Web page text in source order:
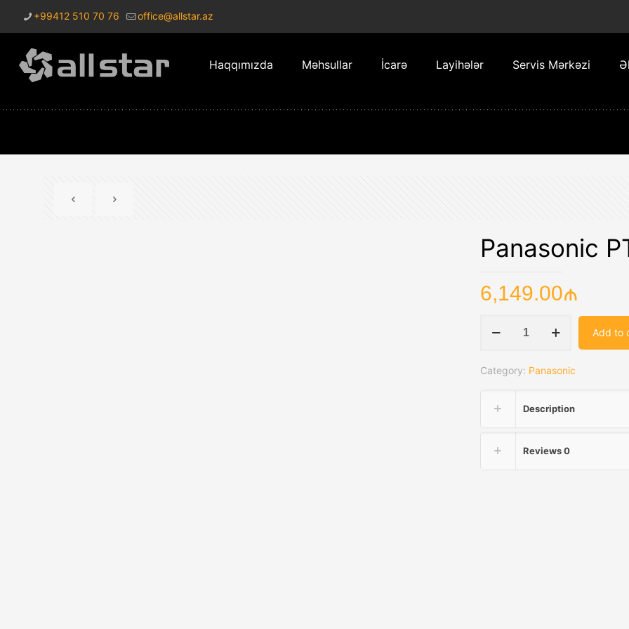
+99412 510 70 76 office@allstar.az
Haqqımızda Məhsullar İcarə Layihələr Servis Mərkəzi
Panasonic
6,149.00₼
quantity
Add to
Category: Panasonic
Description
Reviews0